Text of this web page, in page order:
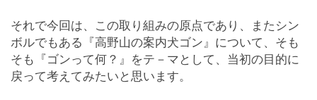
それで今回は、この取り組みの原点であり、またシン
ボルでもある『高野山の案内犬ゴン』について、そも
そも『ゴンって何？』をテ－マとして、当初の目的に
戻って考えてみたいと思います。